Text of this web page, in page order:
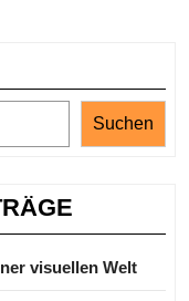
Suchen
visuellen Welt